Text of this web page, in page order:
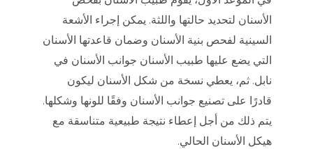
الأسنان لتحديد حالتها واللثة. يمكن إجراء الأشعة
السينية لفحص بنية الأسنان وضمان قاعدتها الأسنان
التي يضع عليها طبيب الأسنان جوانب الأسنان في
نابل. ثم، يعطي نسخة من شكل الأسنان ليكون
قادرًا على تصنيع جوانب الأسنان وفقًا للونها وشكلها.
يتم ذلك من أجل إعطاء نتيجة طبيعية متناسقة مع
هيكل الأسنان الحالي.